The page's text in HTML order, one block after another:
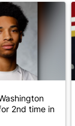
titled
2nd time in